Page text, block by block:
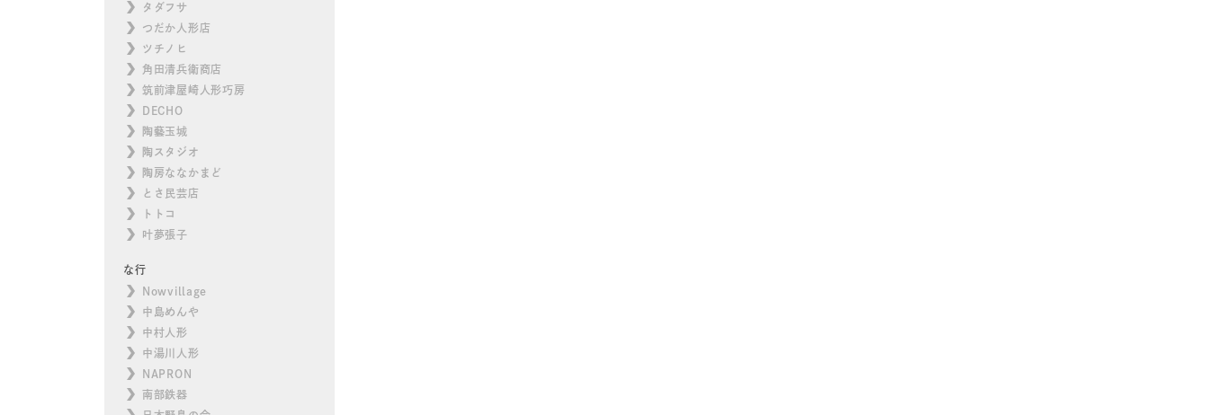
タダフサ
つだか人形店
ツチノヒ
角田清兵衛商店
筑前津屋崎人形巧房
DECHO
陶藝玉城
陶スタジオ
陶房ななかまど
とさ民芸店
トトコ
叶夢張子
な行
Nowvillage
中島めんや
中村人形
中湯川人形
NAPRON
南部鉄器